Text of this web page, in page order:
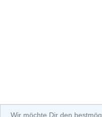
Wir möchte Dir den